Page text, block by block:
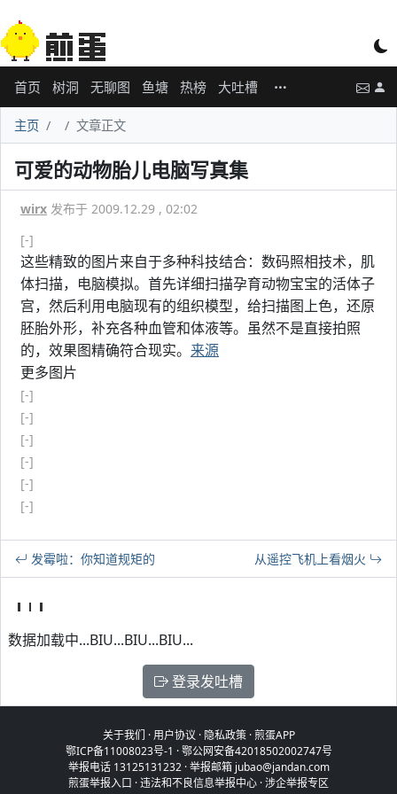
首页 树洞 无聊图 鱼塘 热榜 大吐槽
主页 文章正文
可爱的动物胎儿电脑写真集
wirx 发布于 2009.12.29 , 02:02
[-]
这些精致的图片来自于多种科技结合：数码照相技术，肌
体扫描，电脑模拟。首先详细扫描孕育动物宝宝的活体子
宫，然后利用电脑现有的组织模型，给扫描图上色，还原
胚胎外形，补充各种血管和体液等。虽然不是直接拍照
的，效果图精确符合现实。 来源
更多图片
[-]
[-]
[-]
[-]
[-]
[-]
发霉啦：你知道规矩的 从遥控飞机上看烟火
数据加载中...BIU...BIU...BIU...
登录发吐槽
关于我们 ·用户协议 · 隐私政策·煎蛋APP
鄂ICP备11008023号-1 ·鄂公网安备42018502002747号
举报电话 13125131232 · 举报邮箱 jubao@jandan.com
煎蛋举报入口 ·违法和不良信息举报中心 ·涉企举报专区